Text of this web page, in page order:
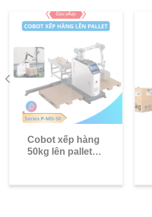
Cobot xếp hàng
50kg lên pallet